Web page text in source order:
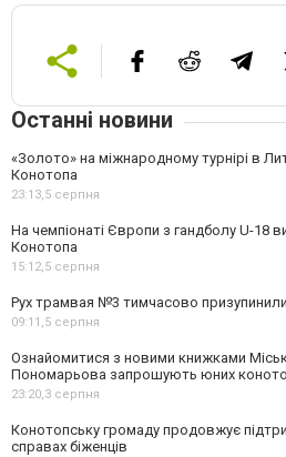
Останні новини
«Золото» на міжнародному турнірі в
Конотопа
23:13,5 серпня
На чемпіонаті Європи з гандболу U-18
Конотопа
15:12,5 серпня
Рух трамвая №3 тимчасово
09:11,5 серпня
Ознайомитися з новими книжками
Пономарьова запрошують юних
23:20,3 серпня
Конотопську громаду продовжує
справах біженців